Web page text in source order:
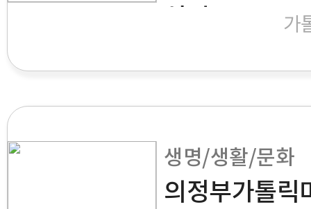
가
생명/생활/문화
의정부가톨릭